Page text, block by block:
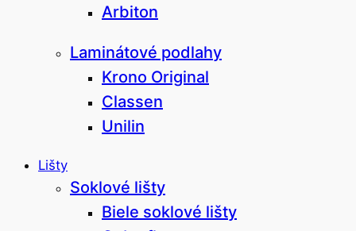
Arbiton
Laminátové podlahy
Krono Original
Classen
Unilin
Lišty
Soklové lišty
Biele soklové lišty